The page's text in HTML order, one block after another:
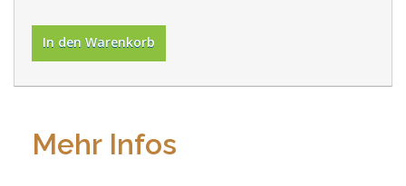
In den Warenkorb
Mehr Infos